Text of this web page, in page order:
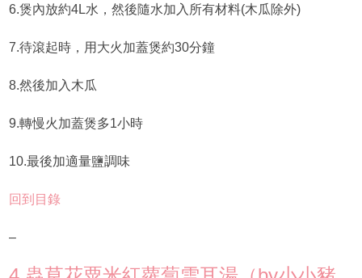
6.煲內放約4L水，然後隨水加入所有材料(木瓜除外)
7.待滾起時，用大火加蓋煲約30分鐘
8.然後加入木瓜
9.轉慢火加蓋煲多1小時
10.最後加適量鹽調味
回到目錄
–